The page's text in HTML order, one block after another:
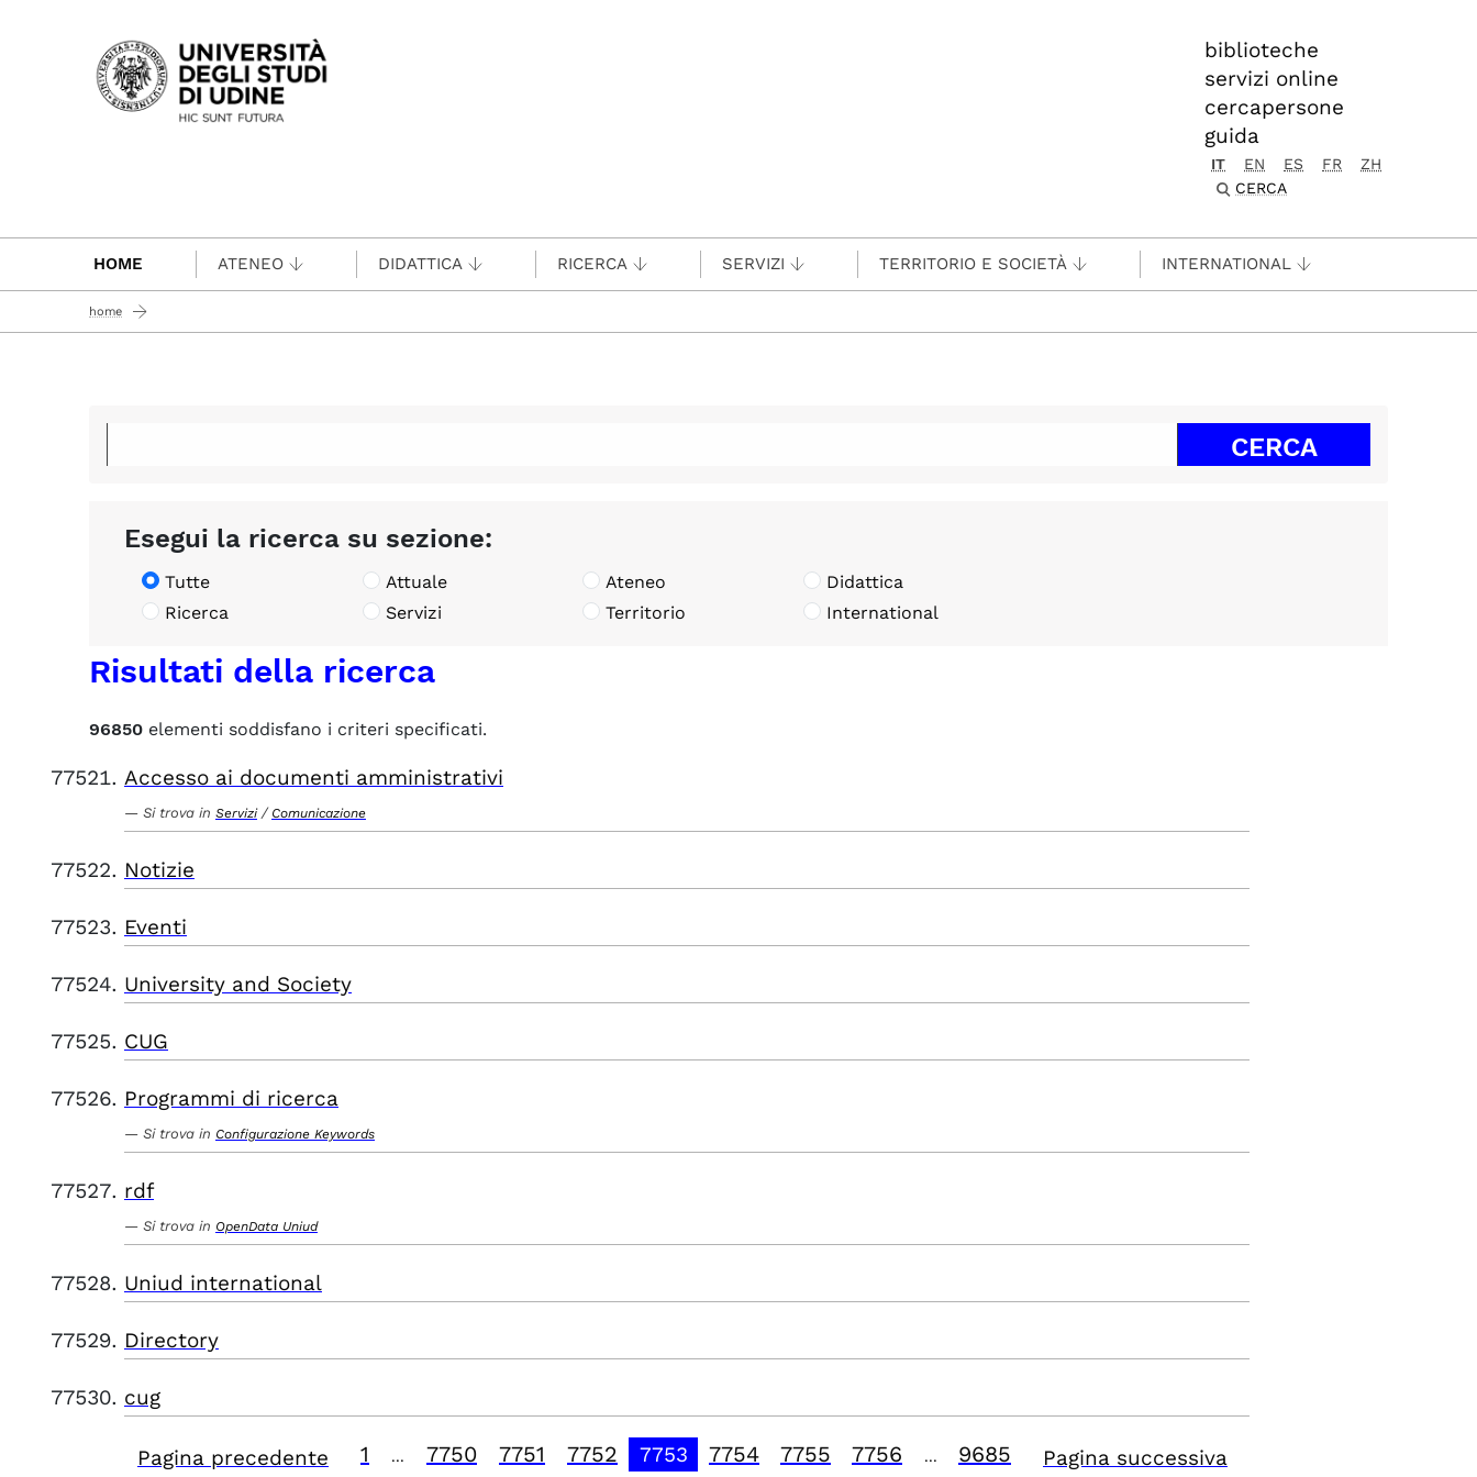
Passa al contenuto principale
biblioteche
servizi online
cercapersone
guida
IT EN ES FR
ZH
CERCA
HOME ATENEO DIDATTICA RICERCA SERVIZI TERRITORIO E SOCIETÀ INTERNATIONAL
home
Esegui la ricerca su sezione:
Tutte Attuale Ateneo
Didattica
Ricerca
Servizi Territorio International
Risultati della ricerca
96850 elementi soddisfano i criteri specificati.
Accesso ai documenti amministrativi
Si trova in Servizi / Comunicazione
Notizie
Eventi
University and Society
CUG
Programmi di ricerca
Si trova in Configurazione Keywords
rdf
Si trova in OpenData Uniud
Uniud international
Directory
cug
Pagina precedente 1 7750 7751 7752 7753 7754 7755 7756 9685 Pagina successiva